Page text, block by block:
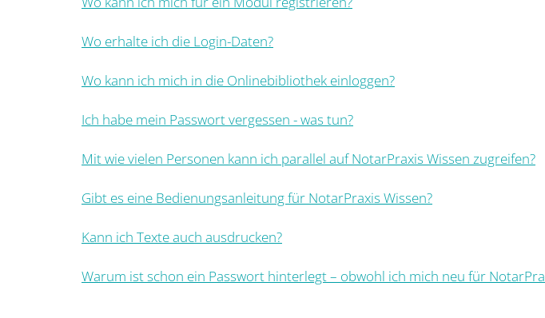
Wo erhalte ich die Login-Daten?
Wo kann ich mich in die Onlinebibliothek einloggen?
Ich habe mein Passwort vergessen - was tun?
Mit wie vielen Personen kann ich parallel auf NotarPraxis Wissen zugreifen?
Gibt es eine Bedienungsanleitung für NotarPraxis Wissen?
Kann ich Texte auch ausdrucken?
Warum ist schon ein Passwort hinterlegt – obwohl ich mich neu für